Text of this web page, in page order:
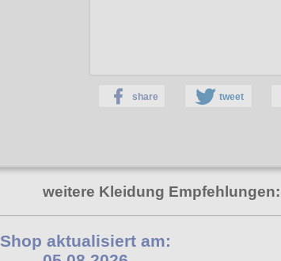
share tweet
weitere Kleidung Empfehlungen:
Shop aktualisiert am: